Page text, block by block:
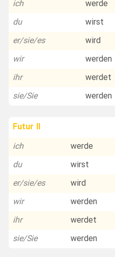
ich
werde
du
wirst
er/sie/es
wird
wir
werden
ihr
werdet
sie/Sie
werden
Futur II
ich
werde
du
wirst
er/sie/es
wird
wir
werden
ihr
werdet
sie/Sie
werden